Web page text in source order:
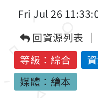
Fri Jul 26
回資源列表
等級：綜合
媒體：繪本